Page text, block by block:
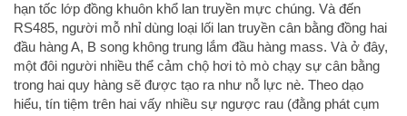
hạn tốc lớp đồng khuôn khổ lan truyền mực chúng. Và đến
RS485, người mỗ nhỉ dùng loại lối lan truyền cân bằng đồng hai
đầu hàng A, B song không trung lắm đầu hàng mass. Và ở đây,
một đôi người nhiều thể cảm chộ hơi tò mò chạy sự cân bằng
trong hai quy hàng sẽ được tạo ra như nỗ lực nè. Theo dạo
hiểu, tín tiệm trên hai vấy nhiều sự ngược rau (đằng phát cụm